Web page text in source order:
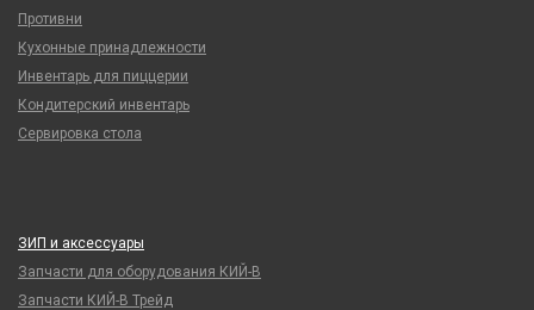
Противни
Кухонные принадлежности
Инвентарь для пиццерии
Кондитерский инвентарь
Сервировка стола
ЗИП и аксессуары
Запчасти для оборудования КИЙ-В
Запчасти КИЙ-В Трейд